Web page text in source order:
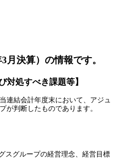
月決算）の情報です。
対処すべき課題等】
連結会計年度末において、アジュ
が判断したものであります。
スグループの経営理念、経営目標